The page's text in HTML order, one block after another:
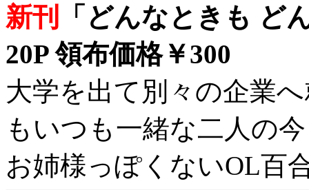
新刊
「どんなときも ど
20P 領布価格￥300
大学を出て別々の企業
もいつも一緒な二人の
お姉様っぽくないOL百